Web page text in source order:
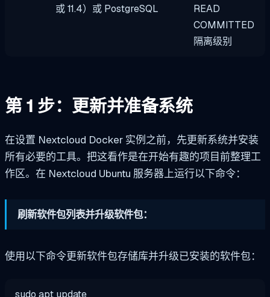
或 11.4）或 PostgreSQL
READ
COMMITTED
隔离级别
第 1 步：更新并准备系统
在设置 Nextcloud Docker 实例之前，先更新系统并安装
所有必要的工具。把这看作是在开始有趣的项目前整理工
作区。在 Nextcloud Ubuntu 服务器上运行以下命令：
刷新软件包列表并升级软件包：
使用以下命令更新软件包存储库并升级已安装的软件包：
sudo apt update